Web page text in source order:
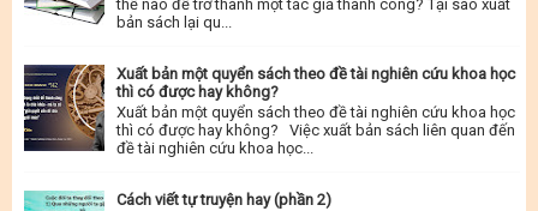
thế nào để trở thành một tác giả thành công? Tại sao xuất
bản sách lại qu...
Xuất bản một quyển sách theo đề tài nghiên cứu khoa học
thì có được hay không?
Xuất bản một quyển sách theo đề tài nghiên cứu khoa học
thì có được hay không? Việc xuất bản sách liên quan đến
đề tài nghiên cứu khoa học...
Cách viết tự truyện hay (phần 2)